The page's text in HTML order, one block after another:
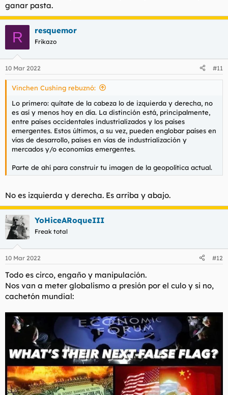
ganar pasta.
R resquemor
Frikazo
10 Mar 2022 #11
Vinchen Cushing rebuznó:
Lo primero: quítate de la cabeza lo de izquierda y derecha, no
es así y menos hoy en día. La distinción está, principalmente,
entre países occidentales industrializados y los países
emergentes. Estos últimos, a su vez, pueden englobar países en
vías de desarrollo, países en vías de industrialización y
mercados y/o economías emergentes.
Parte de ahí para construir tu imagen de la geopolítica actual.
No es izquierda y derecha. Es arriba y abajo.
YoHiceARoqueIII
Freak total
10 Mar 2022 #12
Todo es circo, engaño y manipulación.
Nos van a meter globalismo a presión por el culo y si no,
cachetón mundial: